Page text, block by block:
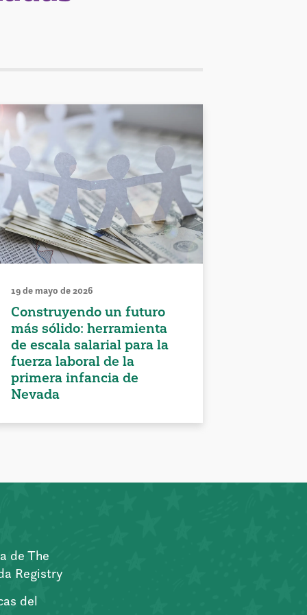
19 de mayo de 2026
Construyendo un futuro
más sólido: herramienta
de escala salarial para la
fuerza laboral de la
primera infancia de
Nevada
de The
Registry
del